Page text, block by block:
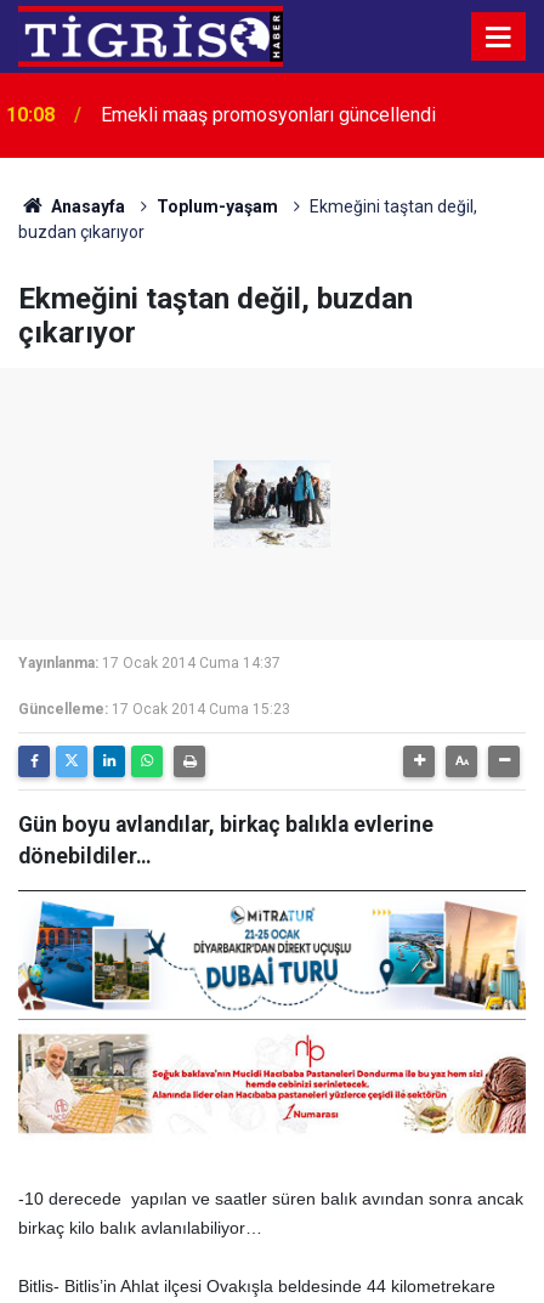
10:08 Emekli maaş promosyonları güncellendi
10:07 Feti Yıldız'dan "Çerçeve Yasa" açıklaması
Anasayfa Toplum-yaşam
Ekmeğini taştan değil,
buzdan çıkarıyor
Ekmeğini taştan değil, buzdan
çıkarıyor
Yayınlanma: 17 Ocak 2014 Cuma 14:37
Güncelleme: 17 Ocak 2014 Cuma 15:23
Gün boyu avlandılar, birkaç balıkla evlerine
dönebildiler…
-10 derecede yapılan ve saatler süren balık avından sonra ancak
birkaç kilo balık avlanılabiliyor…
Bitlis- Bitlis’in Ahlat ilçesi Ovakışla beldesinde 44 kilometrekare